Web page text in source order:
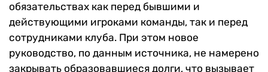
обязательствах как перед бывшими и
действующими игроками команды, так и перед
сотрудниками клуба. При этом новое
руководство, по данным источника, не намерено
закрывать образовавшиеся долги, что вызывает